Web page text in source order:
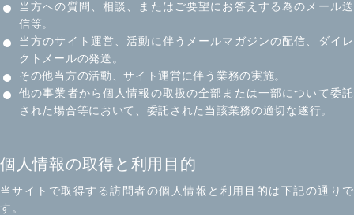
当方への質問、相談、またはご要望にお答えする為のメール送
信等。
当方のサイト運営、活動に伴うメールマガジンの配信、ダイレ
クトメールの発送。
その他当方の活動、サイト運営に伴う業務の実施。
他の事業者から個人情報の取扱の全部または一部について委託
された場合等において、委託された当該業務の適切な遂行。
個人情報の取得と利用目的
当サイトで取得する訪問者の個人情報と利用目的は下記の通りで
す。